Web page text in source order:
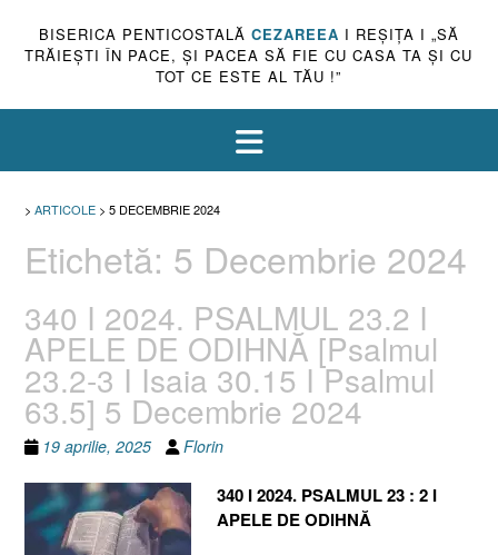
BISERICA PENTICOSTALĂ CEZAREEA I REŞIŢA I „SĂ
TRĂIEŞTI ÎN PACE, ŞI PACEA SĂ FIE CU CASA TA ŞI CU
TOT CE ESTE AL TĂU !”
> ARTICOLE > 5 DECEMBRIE 2024
Etichetă: 5 Decembrie 2024
340 I 2024. PSALMUL 23.2 I
APELE DE ODIHNĂ [Psalmul
23.2-3 I Isaia 30.15 I Psalmul
63.5] 5 Decembrie 2024
19 aprilie, 2025 Florin
340 I 2024. PSALMUL 23 : 2 I
APELE DE ODIHNĂ